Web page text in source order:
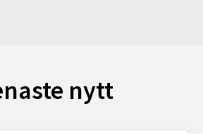
nytt